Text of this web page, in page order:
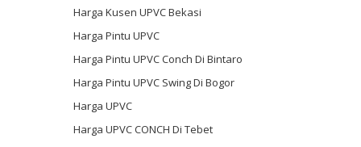
Harga Kusen UPVC Bekasi
Harga Pintu UPVC
Harga Pintu UPVC Conch Di Bintaro
Harga Pintu UPVC Swing Di Bogor
Harga UPVC
Harga UPVC CONCH Di Tebet